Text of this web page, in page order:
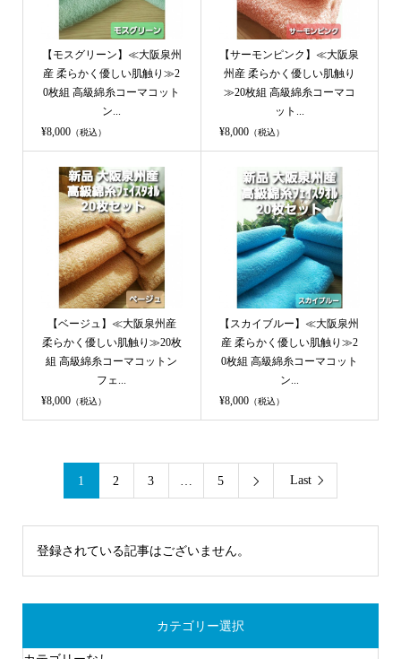
【モスグリーン】≪大阪泉州
産 柔らかく優しい肌触り≫2
0枚組 高級綿糸コーマコット
ン...
¥8,000（税込）
【サーモンピンク】≪大阪泉
州産 柔らかく優しい肌触り
≫20枚組 高級綿糸コーマコ
ット...
¥8,000（税込）
【ベージュ】≪大阪泉州産
柔らかく優しい肌触り≫20枚
組 高級綿糸コーマコットン
フェ...
¥8,000（税込）
【スカイブルー】≪大阪泉州
産 柔らかく優しい肌触り≫2
0枚組 高級綿糸コーマコット
ン...
¥8,000（税込）
1 2 3 … 5  Last
登録されている記事はございません。
カテゴリー選択